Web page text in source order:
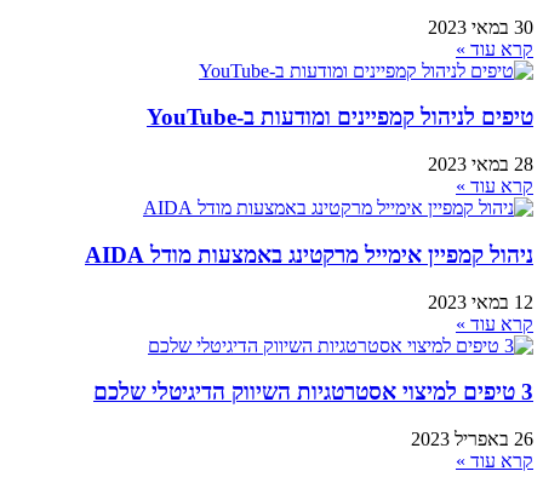
30 במאי 2023
קרא עוד »
טיפים לניהול קמפיינים ומודעות ב-YouTube
28 במאי 2023
קרא עוד »
ניהול קמפיין אימייל מרקטינג באמצעות מודל AIDA
12 במאי 2023
קרא עוד »
3 טיפים למיצוי אסטרטגיות השיווק הדיגיטלי שלכם
26 באפריל 2023
קרא עוד »